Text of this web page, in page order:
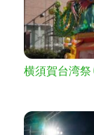
横須賀台湾祭